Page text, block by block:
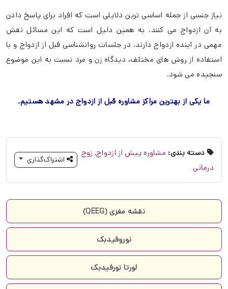
نیاز جنسی از جمله اساسی ترین دلایلی است که افراد برای پاسخ دادن
به آن ازدواج می کنند. به همین دلیل است که این مسائل نقش
مهمی در آینده ازدواج دارند. در جلسات روانشناسی قبل از ازدواج و با
استفاده از روش های مختلف، دیدگاه زن و مرد نسبت به این موضوع
سنجیده می شود.
ما یکی از بهترین مراکز مشاوره قبل از ازدواج در مشهد هستیم.
دسته بندی: مشاوره پیش از ازدواج, زوج
درمانی
اشتراک‌گذاری
نقشه مغزی (QEEG)
نوروفیدبک
لورتا نورفیدبک